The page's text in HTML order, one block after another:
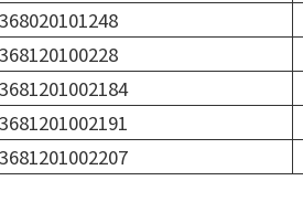
368020101248
368120100228
3681201002184
3681201002191
3681201002207